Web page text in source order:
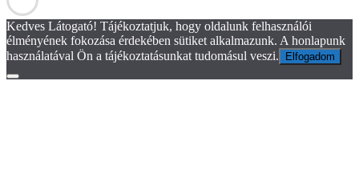
Kedves Látogató! Tájékoztatjuk, hogy oldalunk felhasználói
élményének fokozása érdekében sütiket alkalmazunk. A honlapunk
használatával Ön a tájékoztatásunkat tudomásul veszi.
Elfogadom